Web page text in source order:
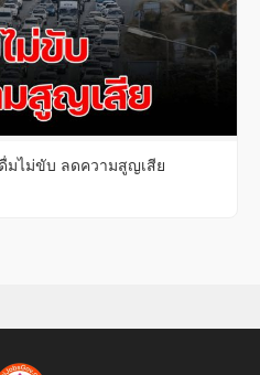
มไม่ขับ ลดความสูญเสีย